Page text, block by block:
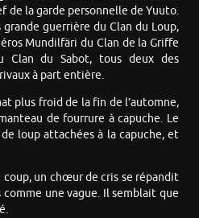
de la garde personnelle de Yuuto.
guerrière du Clan du Loup,
Mundilfäri du Clan de la Griffe
Clan du Sabot, tous deux des
à part entière.
plus froid de la fin de l’automne,
de fourrure à capuche. Le
loup attachées à la capuche, et
coup, un chœur de cris se répandit
comme une vague. Il semblait que